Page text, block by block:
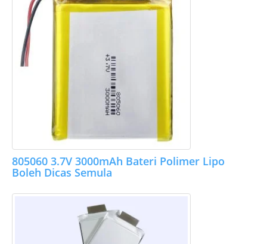
805060 3.7V 3000mAh Bateri Polimer Lipo
Boleh Dicas Semula